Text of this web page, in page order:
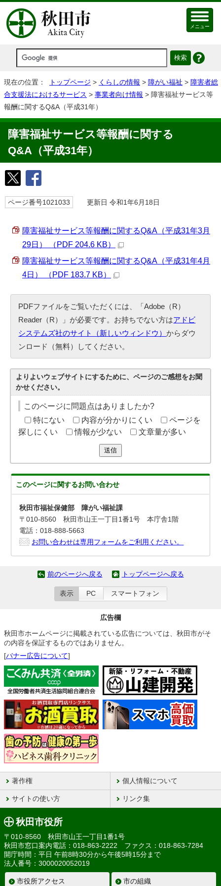
メニュー
現在の位置： トップページ > くらしの情報 > 障がい福祉 > 障害者総
合支援法におけるサービス > 事業者向け情報 > 障害福祉サービス等
報酬に関するQ&A（平成31年）
障害福祉サービス等報酬に関する
Q&A（平成31年）
ページ番号1021033 更新日 令和1年6月18日
障害福祉サービス等報酬に関するQ&A（平成31年3月
29日） （PDF 204.6 KB）
障害福祉サービス等報酬に関するQ&A（平成31年4月
4日） （PDF 183.7 KB）
PDFファイルをご覧いただくには、「Adobe（R）
Reader（R）」が必要です。お持ちでない方はアドビ
システムズ社のサイト（新しいウィンドウ）からダウ
ンロード（無料）してください。
よりよいウェブサイトにするために、ページのご感想をお聞
かせください。
このページに問題点はありましたか?
特にない
内容が分かりにくい
ページを
探しにくい
情報が少ない 文章量が多い
送信
このページに関するお問い合わせ
秋田市福祉保健部 障がい福祉課
〒010-8560 秋田市山王一丁目1番1号 本庁舎1階
電話：018-888-5663
お問い合わせは専用フォームをご利用ください。
前のページへ戻る トップページへ戻る
表示 PC スマートフォン
広告欄
秋田市ホームページに掲載されている広告については、秋田市がそ
の内容を保証するものではありません。
[バナー広告について]
著作権 個人情報について
サイトの使い方 リンク集
秋田市役所
〒010-8560 秋田市山王一丁目1番1号
秋田市窓口案内電話：018-863-2222 ファクス：018-863-7284
開庁時間：平日 午前8時30分から午後5時15分まで
法人番号：3000020052019
市役所アクセス 市の組織